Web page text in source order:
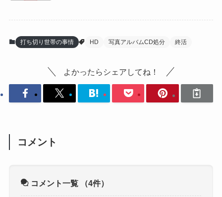
打ち切り世帯の事情 HD 写真アルバムCD処分 終活
よかったらシェアしてね！
コメント
コメント一覧 （4件）